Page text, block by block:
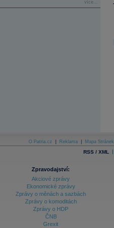
více...
O Patria.cz Reklama Mapa Stránek
RSS / XML |
Zpravodajství:
Akciové zprávy
Ekonomické zprávy
Zprávy o měnách a sazbách
Zprávy o komoditách
Zprávy o HDP
ČNB
Grexit